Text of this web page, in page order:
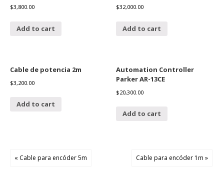
$3,800.00
Add to cart
$32,000.00
Add to cart
Cable de potencia 2m
$3,200.00
Add to cart
Automation Controller
Parker AR-13CE
$20,300.00
Add to cart
« Cable para encóder 5m Cable para encóder 1m »